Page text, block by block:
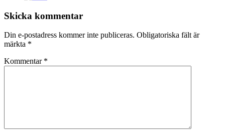
Skicka kommentar
Din e-postadress kommer inte publiceras. Obligatoriska fält är
märkta *
Kommentar *